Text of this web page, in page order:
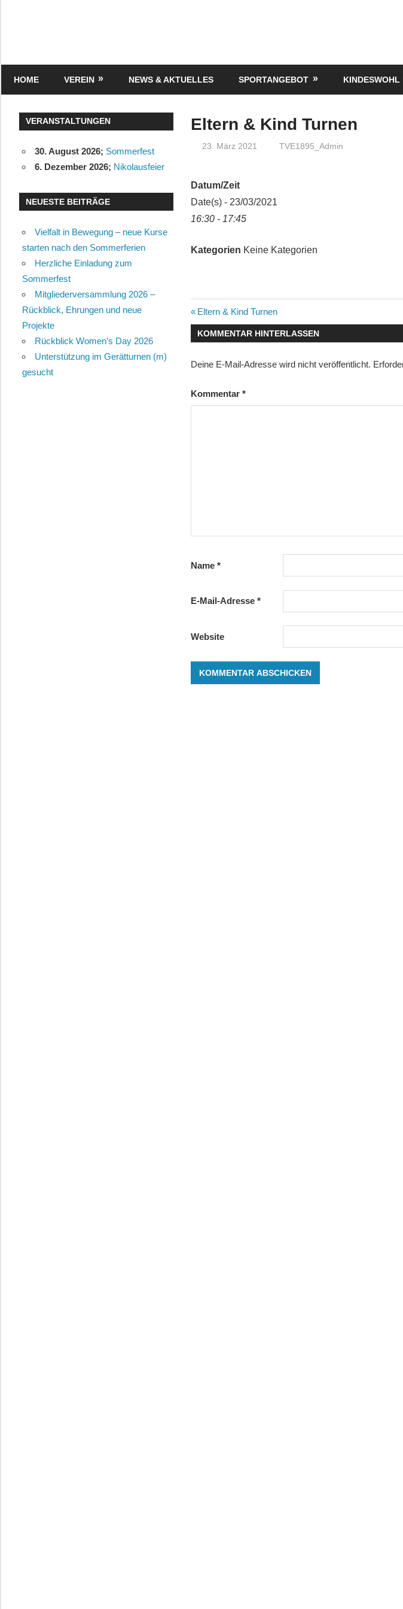
Eisenbach
HOME VEREIN NEWS & AKTUELLES SPORTANGEBOT KINDESWOHL
Eltern & Kind Turnen
23. März 2021 TVE1895_Admin
Datum/Zeit
Date(s) - 23/03/2021
16:30 - 17:45
Kategorien Keine Kategorien
Beitragsnavigation
Vorheriger
Beitrag:
Eltern & Kind Turnen
KOMMENTAR HINTERLASSEN
Deine E-Mail-Adresse wird nicht veröffentlicht.
Kommentar*
Name*
E-Mail-Adresse*
Website
VERANSTALTUNGEN
30. August 2026; Sommerfest
6. Dezember 2026; Nikolausfeier
NEUESTE BEITRÄGE
Vielfalt in Bewegung – neue Kurse
starten nach den Sommerferien
Herzliche Einladung zum
Sommerfest
Mitgliederversammlung 2026 –
Rückblick, Ehrungen und neue
Projekte
Rückblick Women’s Day 2026
Unterstützung im Gerätturnen (m)
gesucht